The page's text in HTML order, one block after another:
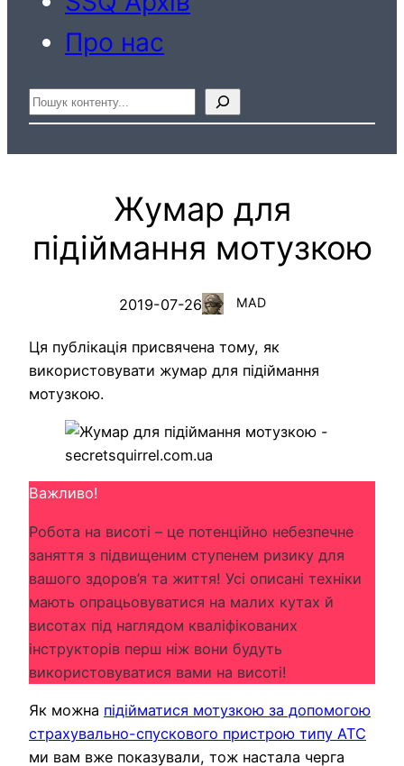
Про нас
Пошук
Жумар для
підіймання мотузкою
2019-07-26 MAD
Ця публікація присвячена тому, як
використовувати жумар для підіймання
мотузкою.
Важливо!
Робота на висоті – це потенційно небезпечне
заняття з підвищеним ступенем ризику для
вашого здоров’я та життя! Усі описані техніки
мають опрацьовуватися на малих кутах й
висотах під наглядом кваліфікованих
інструкторів перш ніж вони будуть
використовуватися вами на висоті!
Як можна підійматися мотузкою за допомогою
страхувально-спускового пристрою типу ATC
ми вам вже показували, тож настала черга